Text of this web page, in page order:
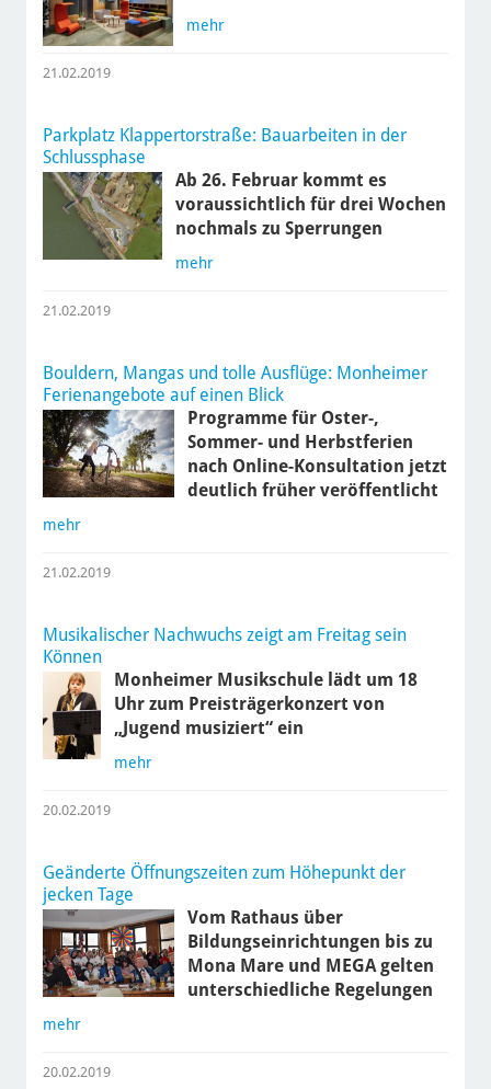
mehr
21.02.2019
Parkplatz Klappertorstraße: Bauarbeiten in der
Schlussphase
Ab 26. Februar kommt es
voraussichtlich für drei Wochen
nochmals zu Sperrungen
mehr
21.02.2019
Bouldern, Mangas und tolle Ausflüge: Monheimer
Ferienangebote auf einen Blick
Programme für Oster-,
Sommer- und Herbstferien
nach Online-Konsultation jetzt
deutlich früher veröffentlicht
mehr
21.02.2019
Musikalischer Nachwuchs zeigt am Freitag sein
Können
Monheimer Musikschule lädt um 18
Uhr zum Preisträgerkonzert von
„Jugend musiziert“ ein
mehr
20.02.2019
Geänderte Öffnungszeiten zum Höhepunkt der
jecken Tage
Vom Rathaus über
Bildungseinrichtungen bis zu
Mona Mare und MEGA gelten
unterschiedliche Regelungen
mehr
20.02.2019